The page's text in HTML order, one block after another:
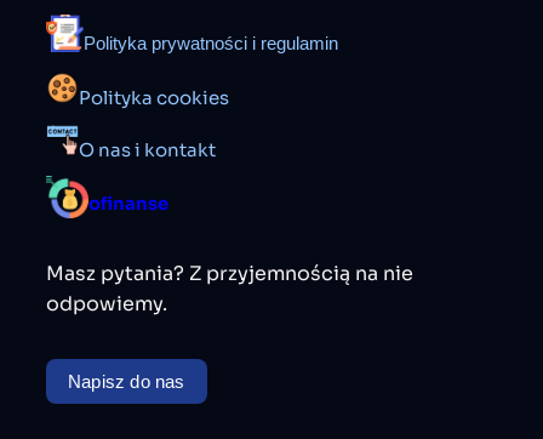
Polityka prywatności i regulamin
Polityka cookies
O nas i kontakt
ofinanse
Masz pytania? Z przyjemnością na nie
odpowiemy.
Napisz do nas